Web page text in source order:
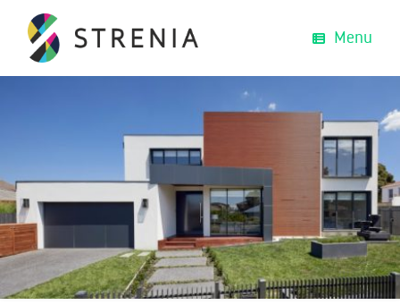
Menu
fideicomiso inmobiliario en México